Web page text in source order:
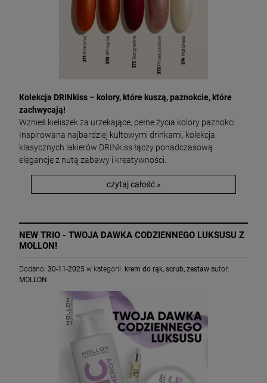
Kolekcja DRINkiss – kolory, które kuszą, paznokcie, które
zachwycają!
Wznieś kieliszek za urzekające, pełne życia kolory paznokci.
Inspirowana najbardziej kultowymi drinkami, kolekcja
klasycznych lakierów DRINkiss łączy ponadczasową
elegancję z nutą zabawy i kreatywności.
czytaj całość »
NEW TRIO - TWOJA DAWKA CODZIENNEGO LUKSUSU Z
MOLLON!
Dodano: 30-11-2025 w kategorii: krem do rąk, scrub, zestaw autor:
MOLLON